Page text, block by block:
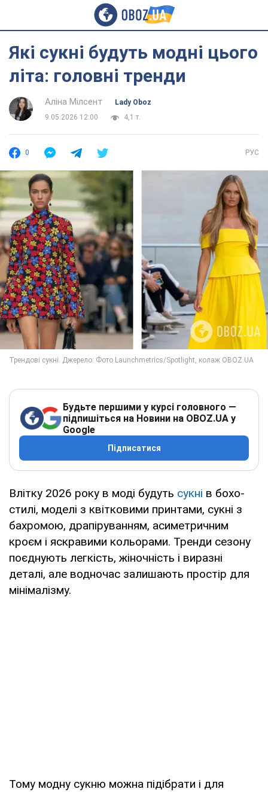
Які сукні будуть модні цього
літа: головні тренди
Аліна Мілсент
Lady Oboz
9.05.2026 12:00
4,1 т.
0 РУС
Будьте першими у курсі головного —
підпишіться на Новини на OBOZ.UA у
Google
Підписатися
Влітку 2026 року в моді будуть сукні в бохо-
стилі, моделі з квітковими принтами, сукні з
бахромою, драпіруванням, асиметричним
кроєм і яскравими кольорами. Тренди сезону
поєднують легкість, жіночність і виразні
деталі, але водночас залишають простір для
мінімалізму.
Тому модну сукню можна підібрати і для